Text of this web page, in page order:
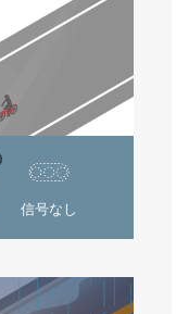
信号なし